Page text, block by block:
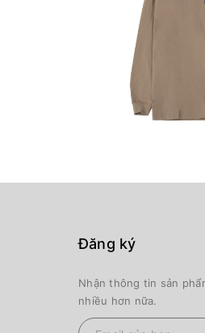
Đăng ký
Nhận thông tin sản
nhiều hơn nữa.